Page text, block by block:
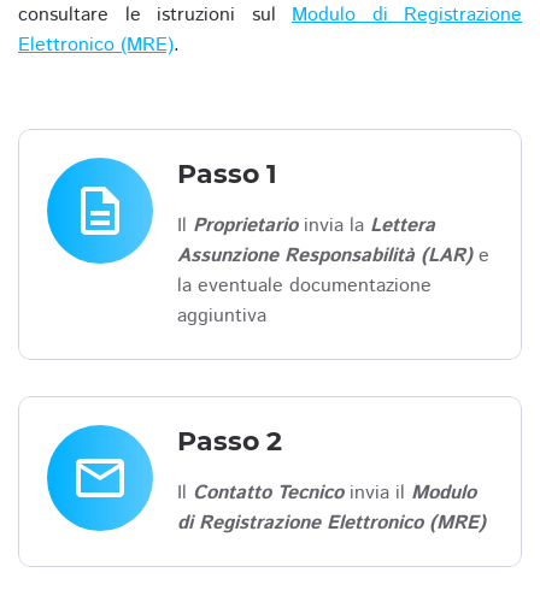
consultare le istruzioni sul Modulo di Registrazione
Elettronico (MRE).
description
Passo 1
Il Proprietarioinvia la Lettera
Assunzione Responsabilità (LAR)e
la eventuale documentazione
aggiuntiva
email
Passo 2
Il Contatto Tecnicoinvia il Modulo
di Registrazione Elettronico (MRE)